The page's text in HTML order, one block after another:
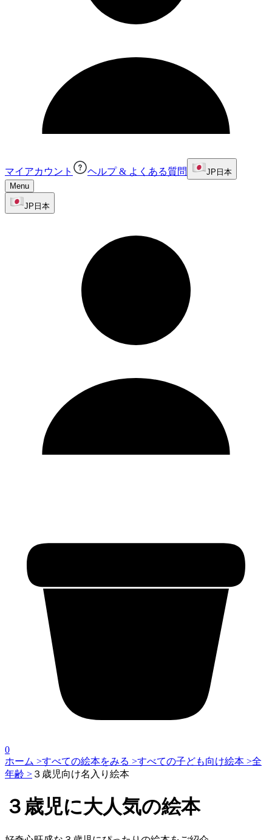
マイアカウント ヘルプ & よくある質問 JP 日本
Menu
JP 日本
0
ホーム >すべての絵本をみる >すべての子ども向け絵本 >全
年齢 > ３歳児向け名入り絵本
３歳児に大人気の絵本